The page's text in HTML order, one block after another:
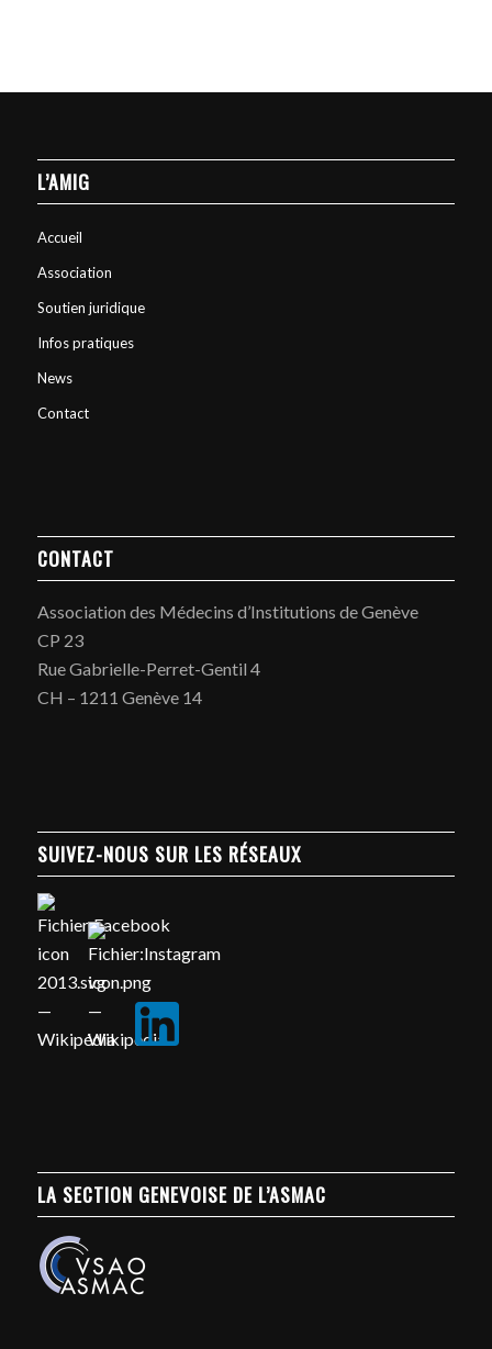
L’AMIG
Accueil
Association
Soutien juridique
Infos pratiques
News
Contact
CONTACT
Association des Médecins d’Institutions de Genève
CP 23
Rue Gabrielle-Perret-Gentil 4
CH – 1211 Genève 14
SUIVEZ-NOUS SUR LES RÉSEAUX
LA SECTION GENEVOISE DE L’ASMAC